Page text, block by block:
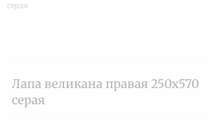
серая
Лапа великана правая 250х570
серая